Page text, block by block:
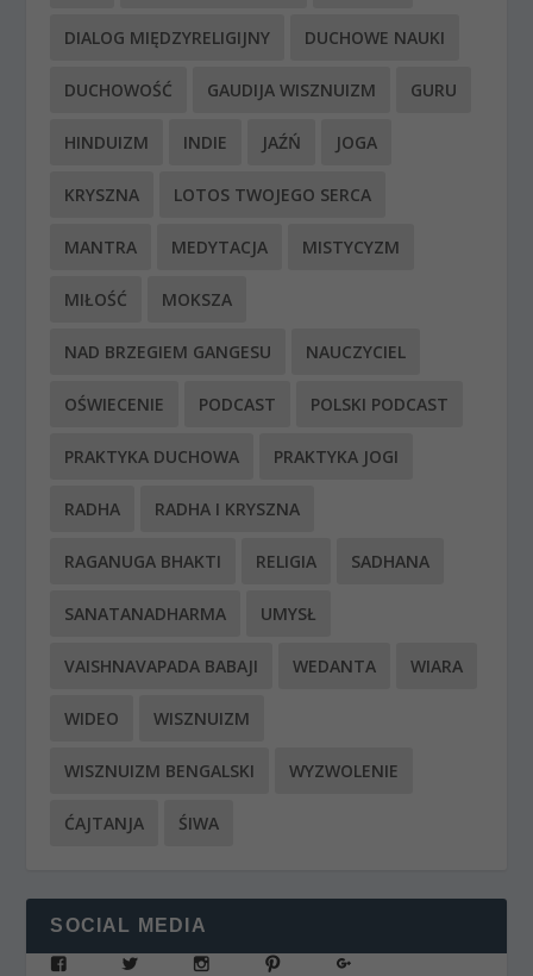
DIALOG MIĘDZYRELIGIJNY DUCHOWE NAUKI
DUCHOWOŚĆ GAUDIJA WISZNUIZM GURU
HINDUIZM INDIE JAŹŃ JOGA
KRYSZNA LOTOS TWOJEGO SERCA
MANTRA MEDYTACJA MISTYCYZM
MIŁOŚĆ MOKSZA
NAD BRZEGIEM GANGESU NAUCZYCIEL
OŚWIECENIE PODCAST POLSKI PODCAST
PRAKTYKA DUCHOWA PRAKTYKA JOGI
RADHA RADHA I KRYSZNA
RAGANUGA BHAKTI RELIGIA SADHANA
SANATANADHARMA UMYSŁ
VAISHNAVAPADA BABAJI WEDANTA WIARA
WIDEO WISZNUIZM
WISZNUIZM BENGALSKI WYZWOLENIE
ĆAJTANJA ŚIWA
SOCIAL MEDIA